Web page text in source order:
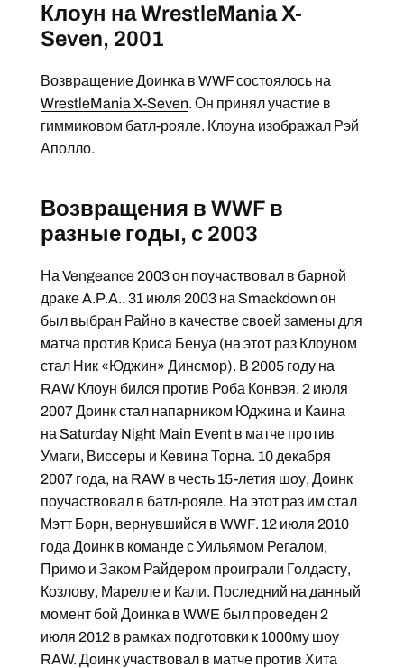
Клоун на WrestleMania X-
Seven, 2001
Возвращение Доинка в WWF состоялось на
WrestleMania X-Seven. Он принял участие в
гиммиковом батл-рояле. Клоуна изображал Рэй
Аполло.
Возвращения в WWF в
разные годы, с 2003
На Vengeance 2003 он поучаствовал в барной
драке A.P.A.. 31 июля 2003 на Smackdown он
был выбран Райно в качестве своей замены для
матча против Криса Бенуа (на этот раз Клоуном
стал Ник «Юджин» Динсмор). В 2005 году на
RAW Клоун бился против Роба Конвэя. 2 июля
2007 Доинк стал напарником Юджина и Каина
на Saturday Night Main Event в матче против
Умаги, Виссеры и Кевина Торна. 10 декабря
2007 года, на RAW в честь 15-летия шоу, Доинк
поучаствовал в батл-рояле. На этот раз им стал
Мэтт Борн, вернувшийся в WWF. 12 июля 2010
года Доинк в команде с Уильямом Регалом,
Примо и Заком Райдером проиграли Голдасту,
Козлову, Марелле и Кали. Последний на данный
момент бой Доинка в WWE был проведен 2
июля 2012 в рамках подготовки к 1000му шоу
RAW. Доинк участвовал в матче против Хита